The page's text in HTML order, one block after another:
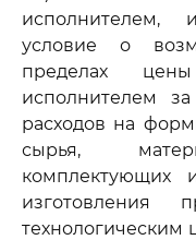
исполнителем,
условие о
пределах
исполнителем
расходов на
сырья,
комплектующих
изготовления
технологическим